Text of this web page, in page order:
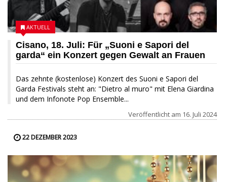
Cisano, 18. Juli: Für „Suoni e Sapori del
garda“ ein Konzert gegen Gewalt an Frauen
Das zehnte (kostenlose) Konzert des Suoni e Sapori del
Garda Festivals steht an: "Dietro al muro" mit Elena Giardina
und dem Infonote Pop Ensemble...
AKTUELL
Veröffentlicht am 16. Juli 2024
22 DEZEMBER 2023